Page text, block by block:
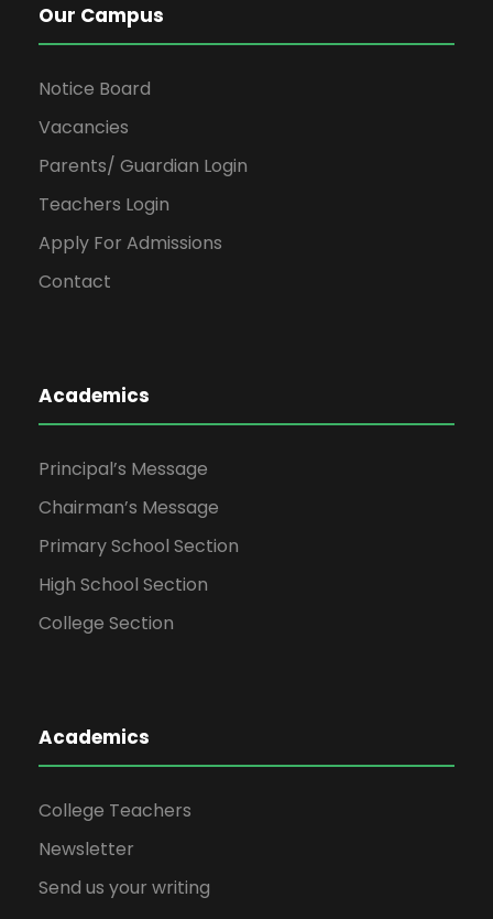
Our Campus
Notice Board
Vacancies
Parents/ Guardian Login
Teachers Login
Apply For Admissions
Contact
Academics
Principal’s Message
Chairman’s Message
Primary School Section
High School Section
College Section
Academics
College Teachers
Newsletter
Send us your writing